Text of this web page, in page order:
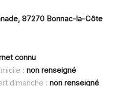
87270 Bonnac-la-Côte
connu
: non renseigné
dimanche : non renseigné